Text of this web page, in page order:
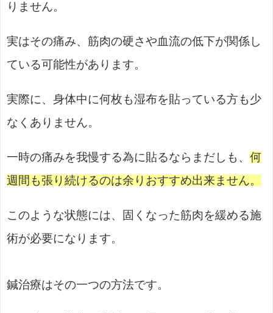
りません。
実はその痛み、筋肉の硬さや血流の低下が関係し
ている可能性があります。
実際に、身体中に何枚も湿布を貼っている方も少
なくありません。
一時の痛みを我慢する為に貼るならまだしも、 何
週間も張り続けるのは余りおすすめ出来ません。
このような状態には、固くなった筋肉を緩める施
術が必要になります。
鍼治療はその一つの方法です。